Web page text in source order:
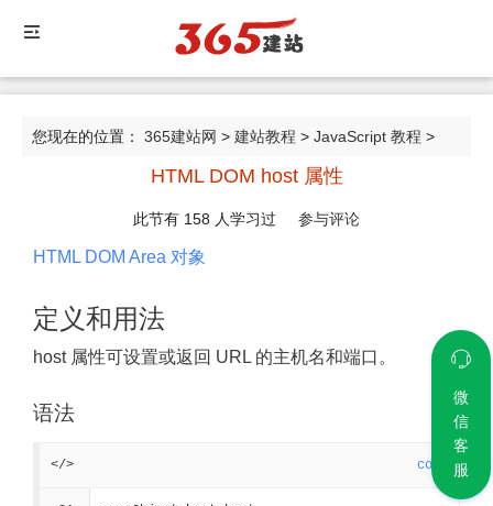
您现在的位置： 365建站网 > 建站教程 > JavaScript 教程 >
HTML DOM host 属性HTML DOM host 属性
此节有 158 人学习过 参与评论
HTML DOM Area 对象
定义和用法
host 属性可设置或返回 URL 的主机名和端口。
语法
</> code
微
信
客
服